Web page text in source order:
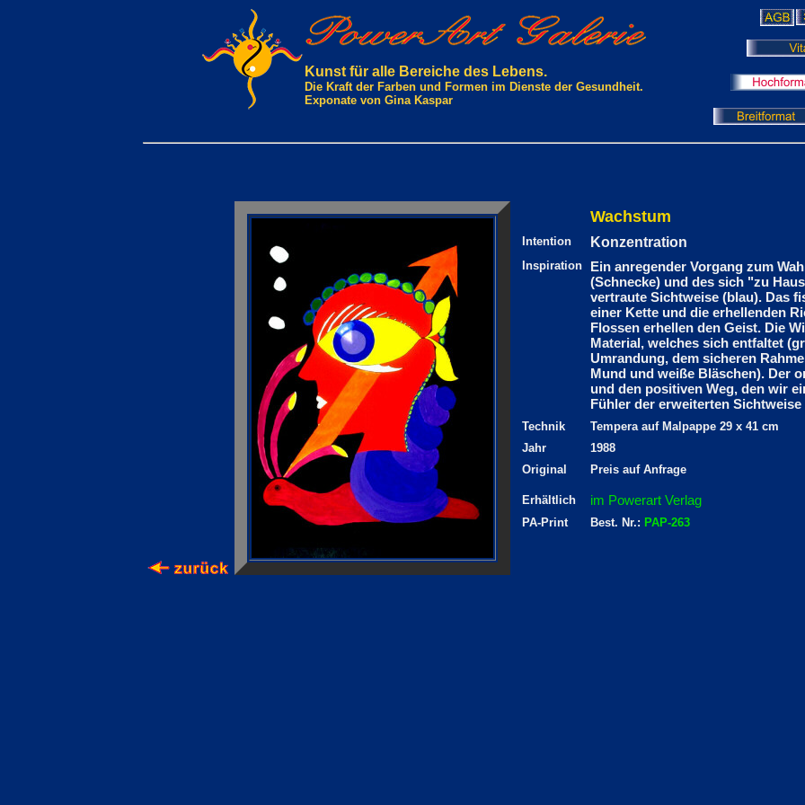
Kunst für alle Bereiche des Lebens.
Die Kraft der Farben und Formen im Dienste der Gesundheit.
Exponate von Gina Kaspar
Wachstum
Intention Konzentration
Inspiration
Ein anregender Vorgang zum
(Schnecke) und des sich "zu
vertraute Sichtweise (blau). Das
einer Kette und die erhellenden
Flossen erhellen den Geist. Die
Material, welches sich entfaltet
Umrandung, dem sicheren
Mund und weiße Bläschen). Der
und den positiven Weg, den wir
Fühler der erweiterten
Technik
Tempera auf Malpappe 29 x 41 cm
Jahr
1988
Original
Preis auf Anfrage
Erhältlich im Powerart Verlag
PA-Print Best. Nr.: PAP-263